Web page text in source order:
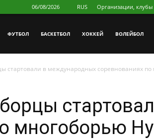
06/08/2026 RUS Организации, клубы
ФУТБОЛ БAСКЕТБОЛ ХОККЕЙ ВОЛЕЙБОЛ
стартовали в международных соревнованиях
многоборью